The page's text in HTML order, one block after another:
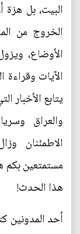
البيت، بل
الخروج من
الأوضاع،
الآيات وقراءة
يتابع الأخبار
والعراق
الاطمئنان
مستمتعين بكم
هذا الحدث!
أحد المدونين